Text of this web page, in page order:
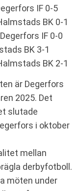
IF 0-5
BK 0-1
IF 0-0
BK 3-1
BK 2-1
är Degerfors
2025. Det
slutade
i oktober
mellan
derbyfotboll.
möten under